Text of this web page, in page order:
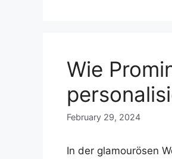
Wie
February 29, 2024
In der glamourösen